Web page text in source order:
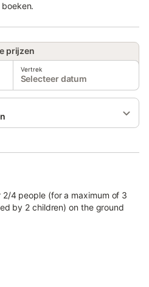
prijzen
Vertrek
Selecteer datum
4 people (for a maximum of 3
by 2 children) on the ground
and single sofa bed and a
to this immense courtyard